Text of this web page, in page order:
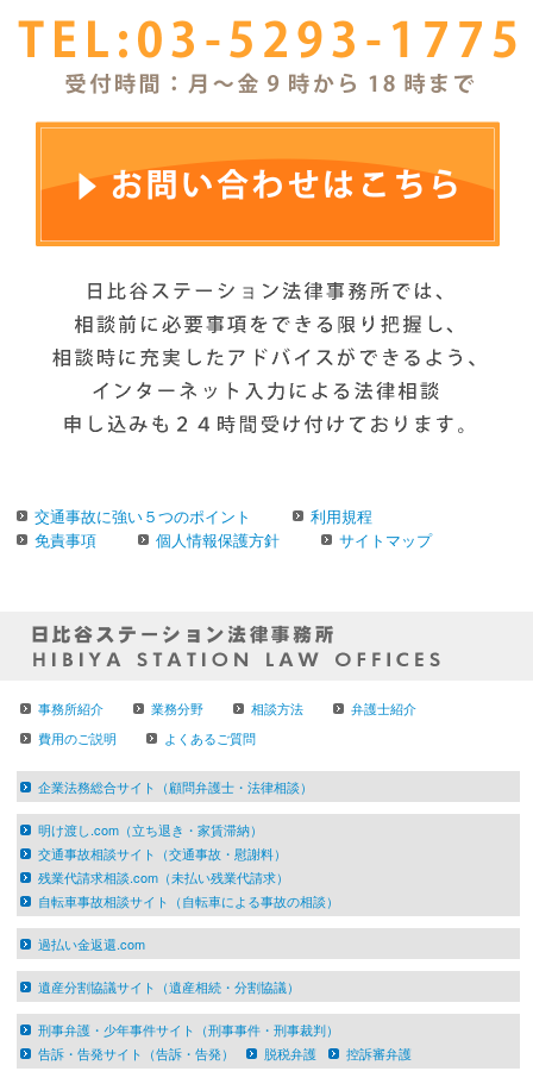
交通事故に強い５つのポイント
利用規程
免責事項
個人情報保護方針 サイトマップ
事務所紹介 業務分野 相談方法
弁護士紹介
費用のご説明
よくあるご質問
企業法務総合サイト（顧問弁護士・法律相談）
明け渡し.com（立ち退き・家賃滞納）
交通事故相談サイト（交通事故・慰謝料）
残業代請求相談.com（未払い残業代請求）
自転車事故相談サイト（自転車による事故の相談）
過払い金返還.com
遺産分割協議サイト（遺産相続・分割協議）
刑事弁護・少年事件サイト（刑事事件・刑事裁判）
告訴・告発サイト（告訴・告発）
脱税弁護 控訴審弁護